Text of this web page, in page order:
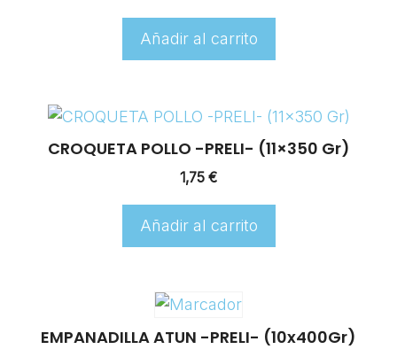
Añadir al carrito
CROQUETA POLLO -PRELI- (11×350 Gr)
1,75 €
Añadir al carrito
EMPANADILLA ATUN -PRELI- (10x400Gr)